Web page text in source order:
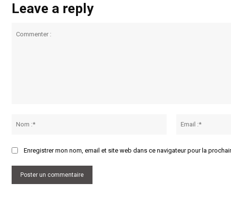
Leave a reply
Enregistrer mon nom, email et site web dans ce navigateur pour la